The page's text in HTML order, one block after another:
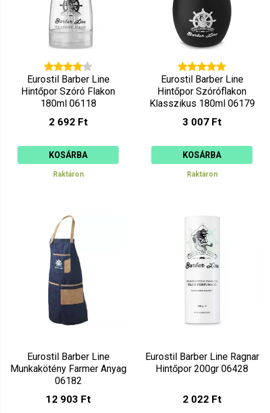
Eurostil Barber Line
Hintőpor Szóró Flakon
180ml 06118
2 692 Ft
KOSÁRBA
Raktáron
Eurostil Barber Line
Hintőpor Szóróflakon
Klasszikus 180ml 06179
3 007 Ft
KOSÁRBA
Raktáron
Eurostil Barber Line
Munkakötény Farmer Anyag
06182
12 903 Ft
Eurostil Barber Line Ragnar
Hintőpor 200gr 06428
2 022 Ft